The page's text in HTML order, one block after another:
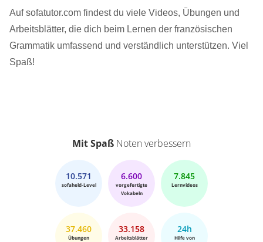
Auf sofatutor.com findest du viele Videos, Übungen und
Arbeitsblätter, die dich beim Lernen der französischen
Grammatik umfassend und verständlich unterstützen. Viel
Spaß!
Mit Spaß Noten verbessern
10.571
sofaheld-Level
6.600
vorgefertigte
Vokabeln
7.845
Lernvideos
37.460
Übungen
33.158
Arbeitsblätter
24h
Hilfe von